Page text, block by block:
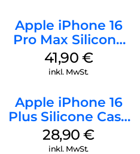
Apple iPhone 16
Pro Max Silicone
Case MagSafe
Ultramarine
41,90 €
inkl. MwSt.
Apple iPhone 16
Plus Silicone Case
MagSafe Black
28,90€
inkl. MwSt.